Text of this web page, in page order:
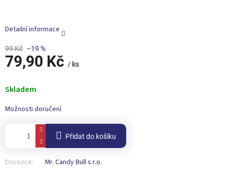
99 Kč –19 %
79,90 Kč / ks
cena:
Skladem
Možnosti doručení
Přidat do košíku
Dovozce: Mr. Candy Bull s.r.o.
Detailní informace